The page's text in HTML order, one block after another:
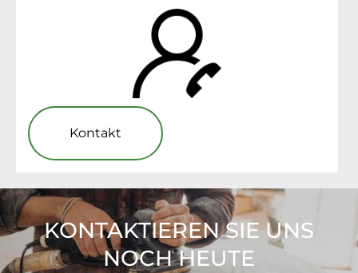
Kontakt
KONTAKTIEREN SIE UNS
NOCH HEUTE